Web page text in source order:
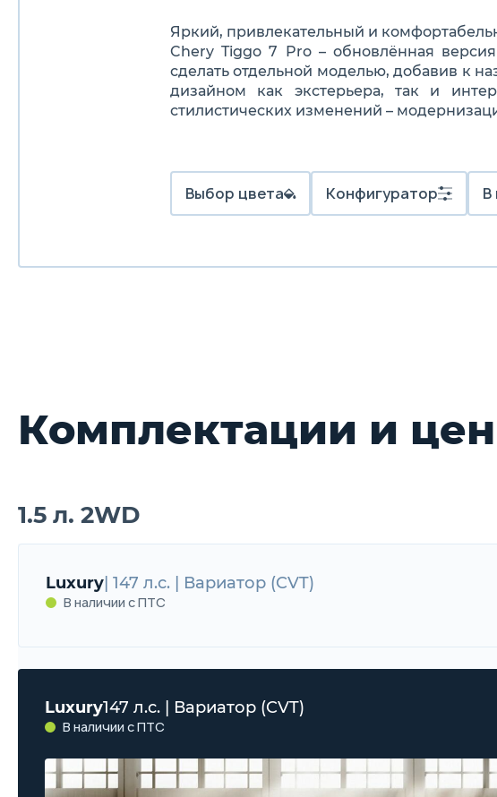
Яркий, привлекательный и
Chery Tiggo 7 Pro– обновлённая
сделать отдельной моделью, добавив к
дизайном как экстерьера, так и
стилистических изменений –
Выбор цвета Конфигуратор В
Комплектации и
1.5 л. 2WD
Luxury | 147 л.с. | Вариатор (CVT)
В наличии с ПТС
Luxury147 л.с. | Вариатор (CVT)
В наличии с ПТС